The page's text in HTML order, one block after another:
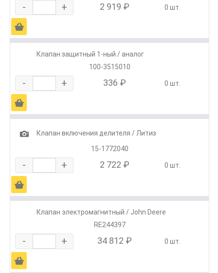
- + 2 919 ₽ 0 шт.
Ä
Клапан защитный 1-ный / аналог
100-3515010
- + 336 ₽ 0 шт.
Ä
1
Клапан включения делителя / Литиз
15-1772040
- + 2 722 ₽ 0 шт.
Ä
Клапан электромагнитный / John Deere
RE244397
- + 34 812 ₽ 0 шт.
Ä